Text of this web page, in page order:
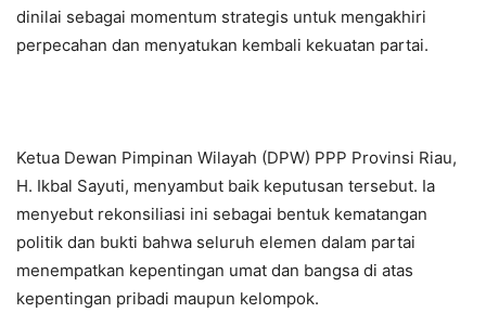
dinilai sebagai momentum strategis untuk mengakhiri
perpecahan dan menyatukan kembali kekuatan partai.
Ketua Dewan Pimpinan Wilayah (DPW) PPP Provinsi Riau,
H. Ikbal Sayuti, menyambut baik keputusan tersebut. Ia
menyebut rekonsiliasi ini sebagai bentuk kematangan
politik dan bukti bahwa seluruh elemen dalam partai
menempatkan kepentingan umat dan bangsa di atas
kepentingan pribadi maupun kelompok.